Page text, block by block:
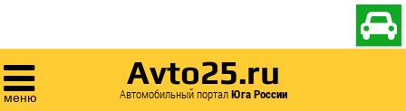


меню
Avto25.ru
Автомобильный порталЮга России